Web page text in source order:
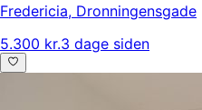
Fredericia, Dronningensgade
5.300 kr.3 dage siden